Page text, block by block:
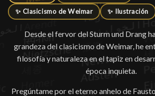
✨ Clasicismo de Weimar ✨ Ilustración
Desde el fervor del Sturm und Drang
grandeza del clasicismo de Weimar, he
filosofía y naturaleza en el tapiz en
época inquieta.
Pregúntame por el eterno anhelo de